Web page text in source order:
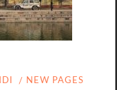
NEW PAGES